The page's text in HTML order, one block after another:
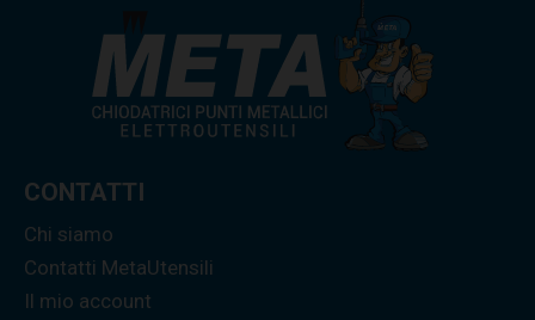
CONTATTI
Chi siamo
Contatti MetaUtensili
Il mio account